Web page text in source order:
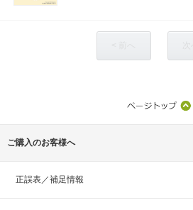
ご購入のお客様へ
正誤表／補足情報